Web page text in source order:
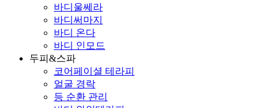
바디울쎄라
바디써마지
바디 온다
바디 인모드
두피&스파
코어페이셜 테라피
얼굴 경락
등 순환 관리